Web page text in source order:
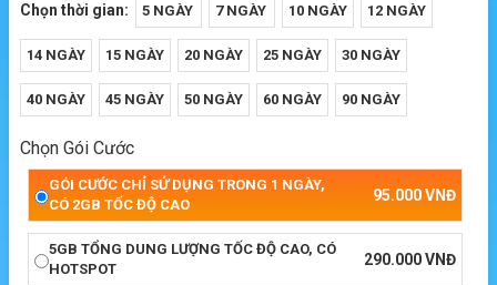
Chọn thời gian: 5 NGÀY 7 NGÀY 10 NGÀY 12 NGÀY
14 NGÀY 15 NGÀY 20 NGÀY 25 NGÀY 30 NGÀY
40 NGÀY 45 NGÀY 50 NGÀY 60 NGÀY 90 NGÀY
Chọn Gói Cước
GÓI CƯỚC CHỈ SỬ DỤNG TRONG 1 NGÀY,
CÓ 2GB TỐC ĐỘ CAO
95.000VNĐ
5GB TỔNG DUNG LƯỢNG TỐC ĐỘ CAO, CÓ
HOTSPOT
290.000VNĐ